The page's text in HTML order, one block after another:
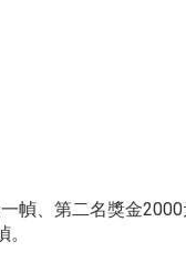
幀、第二名獎金